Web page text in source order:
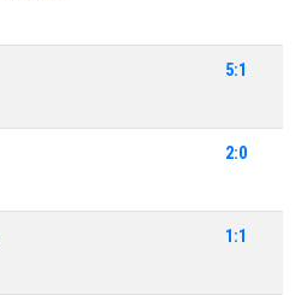
5:1
2:0
1:1